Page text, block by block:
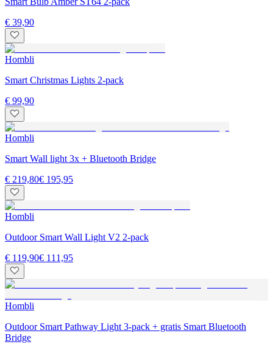
€ 39,90
Hombli
Smart Christmas Lights 2-pack
€ 99,90
Hombli
Smart Wall light 3x + Bluetooth Bridge
€ 219,80€ 195,95
Hombli
Outdoor Smart Wall Light V2 2-pack
€ 119,90€ 111,95
Hombli
Outdoor Smart Pathway Light 3-pack + gratis Smart Bluetooth
Bridge